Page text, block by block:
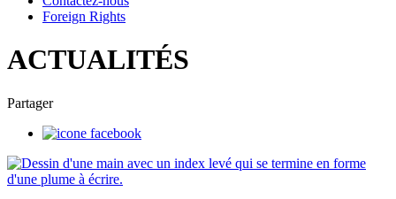
Foreign Rights
ACTUALITÉS
Partager